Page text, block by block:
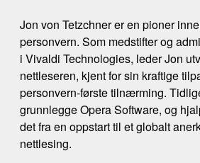
Jon von Tetzchner er en pioner
personvern. Som medstifter og
i Vivaldi Technologies, leder Jon
nettleseren, kjent for sin kraftige
personvern-første tilnærming.
grunnlegge Opera Software, og
det fra en oppstart til et globalt
nettlesing.